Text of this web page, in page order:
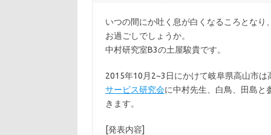
いつの間にか吐く息が白くなるころとな
お過ごしでしょうか。
中村研究室B3の土屋駿貴です。
2015年10月2~3日にかけて岐阜県高山市は
サービス研究会に中村先生、白鳥、田島と
きます。
[発表内容]